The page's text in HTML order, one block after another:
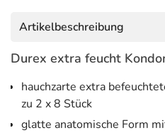
Artikelbeschreibung
Durex extra feucht
hauchzarte extra
zu 2 x 8 Stück
glatte anatomische Form